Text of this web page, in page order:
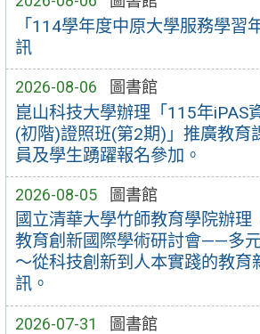
「114學年度中原大學服務學習
訊
2026-08-06 圖書館
崑山科技大學辦理「115年iPAS
(初階)證照班(第2期)」推廣教育
員及學生踴躍報名參加。
2026-08-05 圖書館
國立清華大學竹師教育學院辦理
教育創新國際學術研討會——多
～從科技創新到人本實踐的教育
訊。
2026-07-31 圖書館